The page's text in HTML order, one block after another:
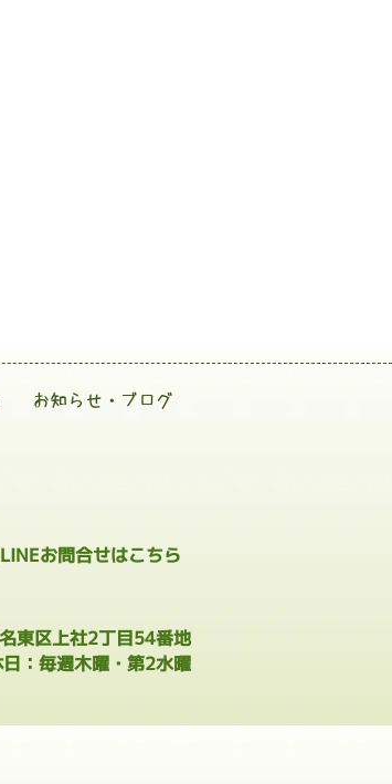
お知らせ・ブログ
お問合せはこちら
区上社2丁目54番地
：毎週木曜・第2水曜